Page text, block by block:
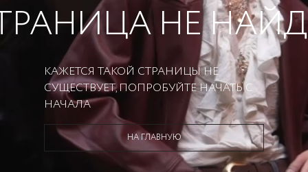
НЕ
КАЖЕТСЯ ТАКОЙ СТРАНИЦЫ НЕ
СУЩЕСТВУЕТ, ПОПРОБУЙТЕ НАЧАТЬ С
НАЧАЛА
НА ГЛАВНУЮ